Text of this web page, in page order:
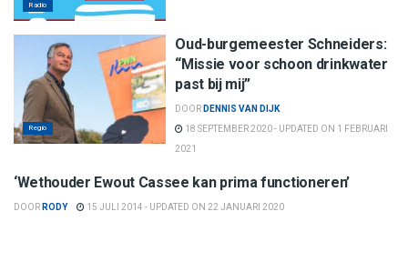
Radio
Regio
Oud-burgemeester Schneiders:
“Missie voor schoon drinkwater
past bij mij”
DOOR DENNIS VAN DIJK
18 SEPTEMBER 2020 - UPDATED ON 1 FEBRUARI
2021
‘Wethouder Ewout Cassee kan prima functioneren’
DOOR RODY 15 JULI 2014 - UPDATED ON 22 JANUARI 2020